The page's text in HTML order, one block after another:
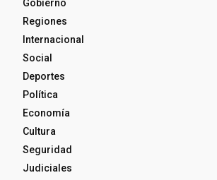
Gobierno
Regiones
Internacional
Social
Deportes
Política
Economía
Cultura
Seguridad
Judiciales